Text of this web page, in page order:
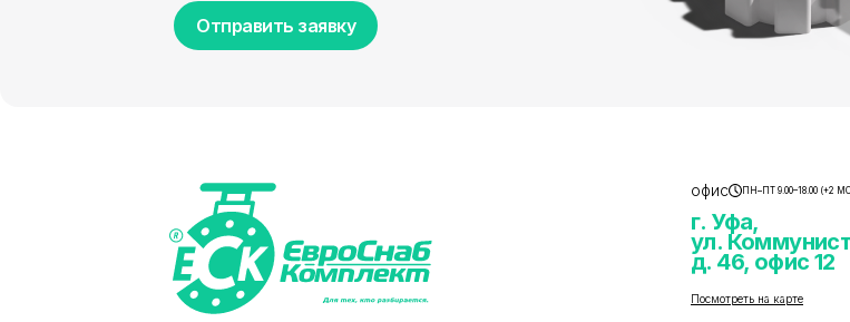
Отправить заявку
офис ПН–ПТ 9.00–18.00 (+2
г. Уфа,
ул.
д. 46, офис 12
Посмотреть на карте